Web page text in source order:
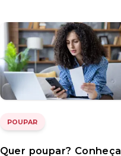
POUPAR
Quer poupar? Conheça